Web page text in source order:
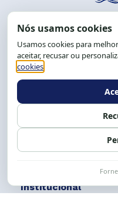
End.: R.
Tel.: (71) 2104-5457,
Expediente:
Siga nossas
Institucional